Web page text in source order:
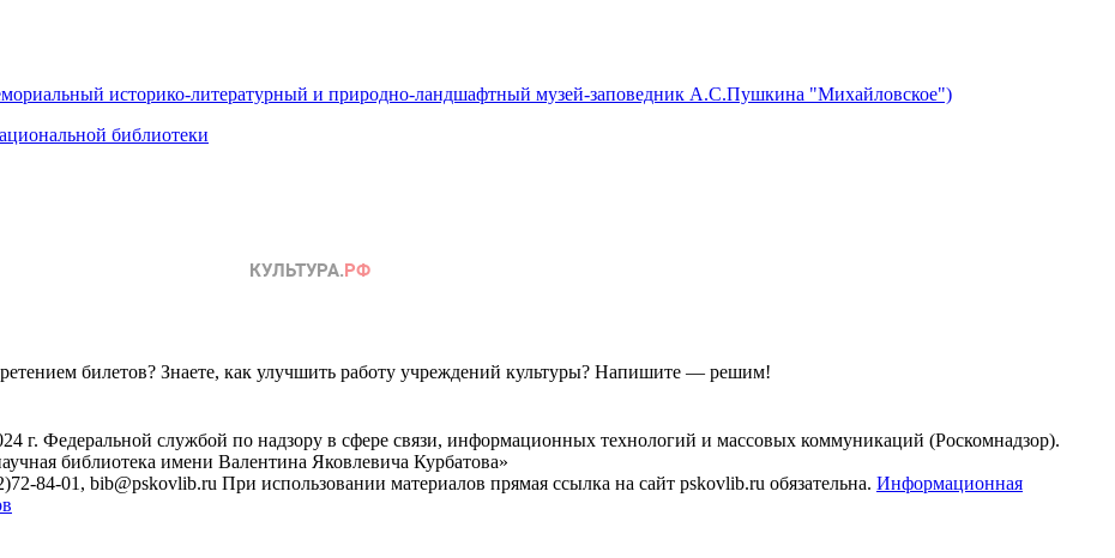
историко-литературный и природно-ландшафтный музей-заповедник А.С.Пушкина "Михайловское")
библиотеки
билетов? Знаете, как улучшить работу учреждений культуры? Напишите — решим!
Федеральной службой по надзору в сфере связи, информационных технологий и массовых коммуникаций (Роскомнадзор).
библиотека имени Валентина Яковлевича Курбатова»
84-01, bib@pskovlib.ru При использовании материалов прямая ссылка на сайт pskovlib.ru обязательна. Информационная